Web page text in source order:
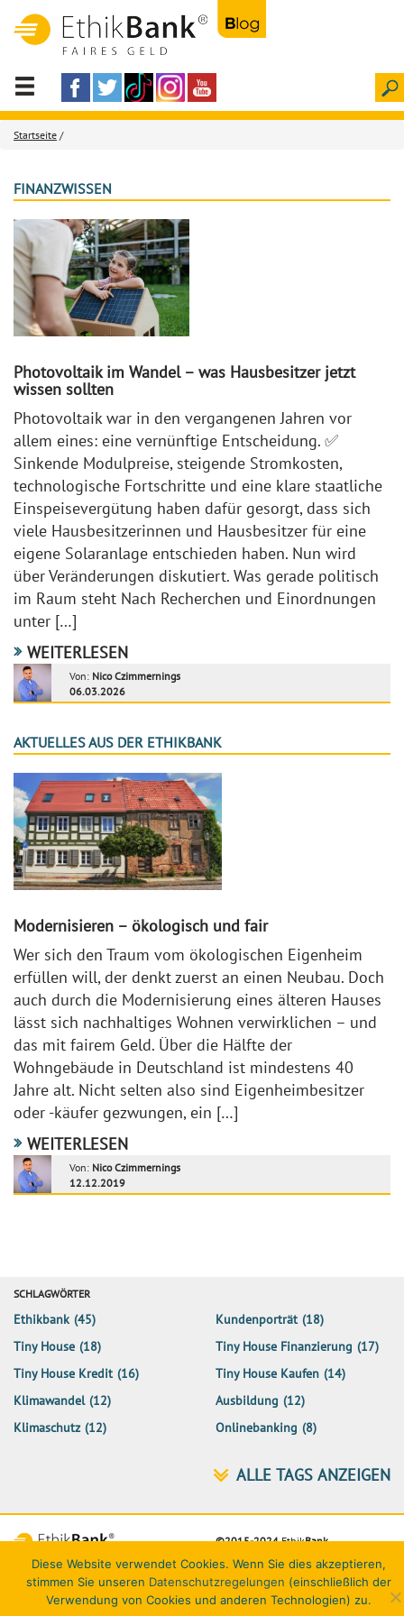
Startseite /
FINANZWISSEN
Photovoltaik im Wandel – was Hausbesitzer jetzt
wissen sollten
Photovoltaik war in den vergangenen Jahren vor
allem eines: eine vernünftige Entscheidung. ✅
Sinkende Modulpreise, steigende Stromkosten,
technologische Fortschritte und eine klare staatliche
Einspeisevergütung haben dafür gesorgt, dass sich
viele Hausbesitzerinnen und Hausbesitzer für eine
eigene Solaranlage entschieden haben. Nun wird
über Veränderungen diskutiert. Was gerade politisch
im Raum steht Nach Recherchen und Einordnungen
unter […]
WEITERLESEN
Von: Nico Czimmernings
06.03.2026
AKTUELLES AUS DER ETHIKBANK
Modernisieren – ökologisch und fair
Wer sich den Traum vom ökologischen Eigenheim
erfüllen will, der denkt zuerst an einen Neubau. Doch
auch durch die Modernisierung eines älteren Hauses
lässt sich nachhaltiges Wohnen verwirklichen – und
das mit fairem Geld. Über die Hälfte der
Wohngebäude in Deutschland ist mindestens 40
Jahre alt. Nicht selten also sind Eigenheimbesitzer
oder -käufer gezwungen, ein […]
WEITERLESEN
Von: Nico Czimmernings
12.12.2019
SCHLAGWÖRTER
Ethikbank (45) Kundenporträt (18)
Tiny House (18) Tiny House Finanzierung (17)
Tiny House Kredit (16) Tiny House Kaufen (14)
Klimawandel (12) Ausbildung (12)
Klimaschutz (12) Onlinebanking (8)
©2015-2024EthikBank
Netiquette Datenschutz Impressum Kontakt
Diese Website verwendet Cookies. Wenn Sie dies akzeptieren,
stimmen Sie unseren Datenschutzregelungen (einschließlich der
Verwendung von Cookies und anderen Technologien) zu.